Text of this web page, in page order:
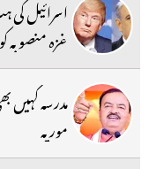
اسرائیل
غزہ منصوبہ
مدرسہ کہیں
موریہ